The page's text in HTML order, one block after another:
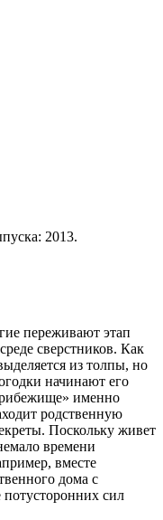
2013.
переживают этап
сверстников. Как
из толпы, но
начинают его
именно
родственную
Поскольку живет
времени
вместе
дома с
сил